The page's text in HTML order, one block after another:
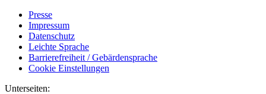
Presse
Impressum
Datenschutz
Leichte Sprache
Barrierefreiheit / Gebärdensprache
Cookie Einstellungen
Unterseiten: